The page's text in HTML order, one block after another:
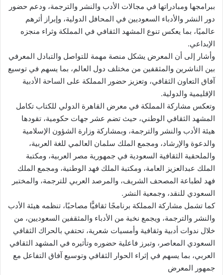
ببرامجها ومبادراتها في مجالات الأدب والنشر والترجمة، ودعم حضور
دور النشر والأدباء السعوديين في المحافل الدولية، وإبراز أثرهم
عالميًا، بما يعكس تنوع المشهد الثقافي في المملكة وثراء منجزه
الإبداعي.
وأشار إلى أن المعرض يشكل منصة مهمة للتواصل والتبادل المعرفي
بين الناشرين والمثقفين من مختلف دول العالم، بما يسهم في توسيع
آفاق التعاون الثقافي، وتعزيز حضور المملكة على الساحة الأدبية
الإقليمية والدولية.
وتعكس مشاركة المملكة في معرض القاهرة الدولي للكتاب تكامل
المشهد الثقافي الوطني، حيث تضم عشر جهات حكومية، تقودها
هيئة الأدب والنشر والترجمة، وبمشاركة وزارة الشؤون الإسلامية
والدعوة والإرشاد، ومجمع الملك سلمان العالمي للغة العربية،
والملحقية الثقافية السعودية في جمهورية مصر العربية، ومكتبة
الملك عبدالعزيز العامة، ومكتبة الملك فهد الوطنية، ومجمع الملك
فهد لطباعة المصحف الشريف، والمرصد العربي للترجمة، والمختبر
السعودي للنقد، وجمعية النشر.
كما تشمل مشاركة المملكة برنامجًا ثقافيًّا مصاحبًا، تنظمه هيئة الأدب
والنشر والترجمة، ويجمع نخبة من الأدباء والمثقفين السعوديين، من
خلال ندوات أدبية وثقافية وأمسيات شعرية، تحتفي بالحراك الثقافي
السعودي المعاصر، وتبرز فاعلية حضوره وتأثيره في المشهد الثقافي
العربي، بما يسهم في إثراء الحوار الثقافي وتوسيع آفاق التفاعل مع
جمهور المعرض